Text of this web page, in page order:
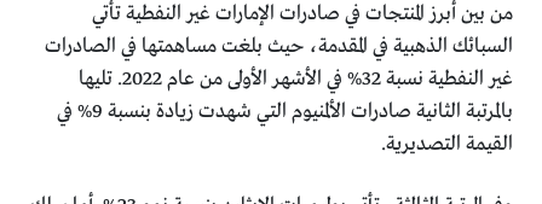
من بين أبرز المنتجات في صادرات الإمارات غير النفطية تأتي
السبائك الذهبية في المقدمة، حيث بلغت مساهمتها في الصادرات
غير النفطية نسبة 32% في الأشهر الأولى من عام 2022. تليها
بالمرتبة الثانية صادرات الألمنيوم التي شهدت زيادة بنسبة 9% في
القيمة التصديرية.